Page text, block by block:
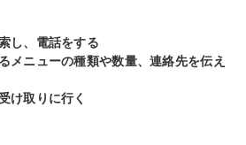
し、電話をする
メニューの種類や数量、連絡先を伝え
け取りに行く